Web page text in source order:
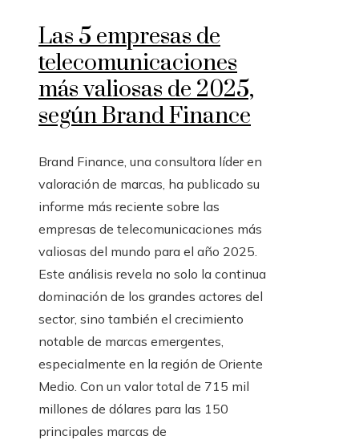
Las 5 empresas de
telecomunicaciones
más valiosas de 2025,
según Brand Finance
Brand Finance, una consultora líder en
valoración de marcas, ha publicado su
informe más reciente sobre las
empresas de telecomunicaciones más
valiosas del mundo para el año 2025.
Este análisis revela no solo la continua
dominación de los grandes actores del
sector, sino también el crecimiento
notable de marcas emergentes,
especialmente en la región de Oriente
Medio. Con un valor total de 715 mil
millones de dólares para las 150
principales marcas de